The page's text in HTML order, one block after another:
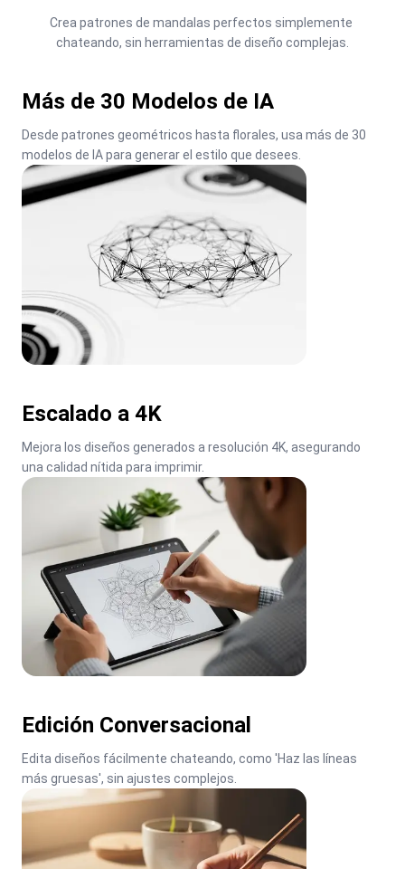
Crea patrones de mandalas perfectos simplemente
chateando, sin herramientas de diseño complejas.
Más de 30 Modelos de IA
Desde patrones geométricos hasta florales, usa más de 30
modelos de IA para generar el estilo que desees.
Escalado a 4K
Mejora los diseños generados a resolución 4K, asegurando
una calidad nítida para imprimir.
Edición Conversacional
Edita diseños fácilmente chateando, como 'Haz las líneas
más gruesas', sin ajustes complejos.